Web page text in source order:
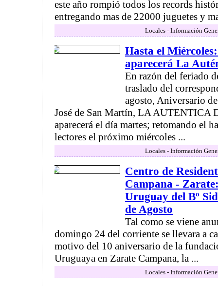
este año rompió todos los records
entregando mas de 22000 juguetes y
Locales - Información
Hasta el
aparecerá La
En razón del feriado
traslado del
agosto, Aniversario
José de San Martín, LA AUTENTICA
aparecerá el día martes; retomando el
lectores el próximo miércoles ...
Locales - Información
Centro de
Campana -
Uruguay del Bº
de Agosto
Tal como se viene
domingo 24 del corriente se llevara a
motivo del 10 aniversario de la
Uruguaya en Zarate Campana, la ...
Locales - Información